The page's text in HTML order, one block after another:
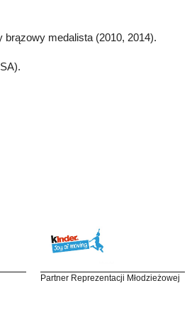
medalista (2010, 2014).
Partner Reprezentacji Młodzieżowej